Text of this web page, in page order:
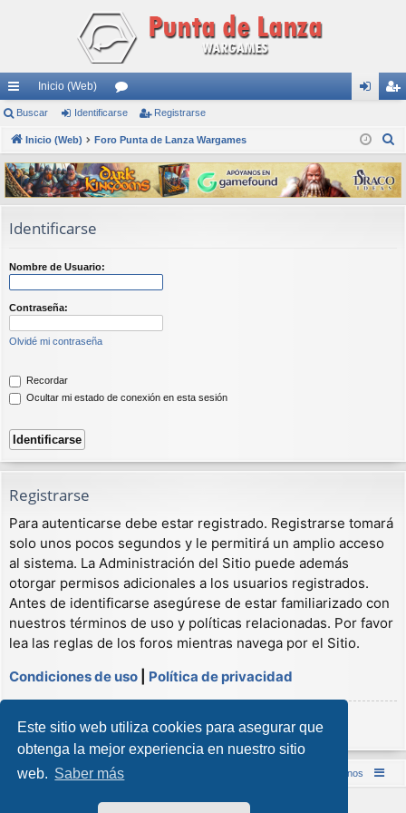
Este sitio web utiliza cookies para asegurar que
obtenga la mejor experiencia en nuestro sitio
web. Saber más
nl
ac
es
rá
pi
s
Inicio (Web)
or
os nti
fic
ar
ist
ra
rs
Buscar Identificarse Registrarse
Inicio (Web) Foro Punta de Lanza Wargames
s
c
Identificarse
Nombre de Usuario:
Contraseña:
Olvidé mi contraseña
Recordar
Ocultar mi estado de conexión en esta sesión
Registrarse
Para autenticarse debe estar registrado. Registrarse tomará
solo unos pocos segundos y le permitirá un amplio acceso
al sistema. La Administración del Sitio puede además
otorgar permisos adicionales a los usuarios registrados.
Antes de identificarse asegúrese de estar familiarizado con
nuestros términos de uso y políticas relacionadas. Por favor
lea las reglas de los foros mientras navega por el Sitio.
Condiciones de uso
Política de privacidad
Registrarse
Inicio (Web) Foro Punta de Lanza Wargames Contáctenos
Desarrollado porphpBB® Forum Software © phpBB Limited